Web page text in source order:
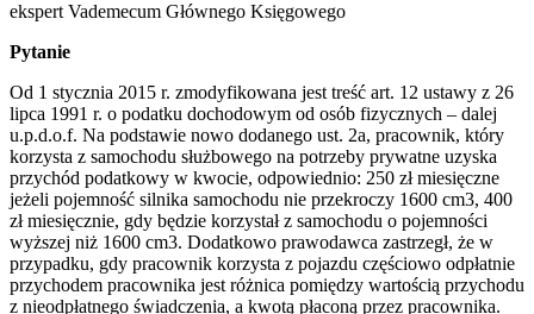
ekspert Vademecum Głównego Księgowego
Pytanie
Od 1 stycznia 2015 r. zmodyfikowana jest treść art. 12 ustawy z 26
lipca 1991 r. o podatku dochodowym od osób fizycznych – dalej
u.p.d.o.f. Na podstawie nowo dodanego ust. 2a, pracownik, który
korzysta z samochodu służbowego na potrzeby prywatne uzyska
przychód podatkowy w kwocie, odpowiednio: 250 zł miesięczne
jeżeli pojemność silnika samochodu nie przekroczy 1600 cm3, 400
zł miesięcznie, gdy będzie korzystał z samochodu o pojemności
wyższej niż 1600 cm3. Dodatkowo prawodawca zastrzegł, że w
przypadku, gdy pracownik korzysta z pojazdu częściowo odpłatnie
przychodem pracownika jest różnica pomiędzy wartością przychodu
z nieodpłatnego świadczenia, a kwotą płaconą przez pracownika.